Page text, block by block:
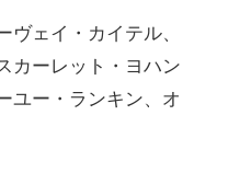
ェイ・カイテル、
カーレット・ヨハン
ユー・ランキン、オ